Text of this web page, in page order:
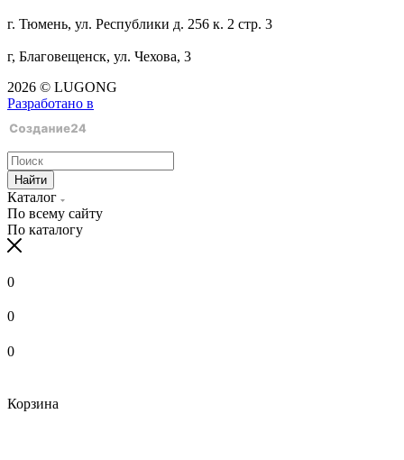
г. Тюмень, ул. Республики д. 256 к. 2 стр. 3
г, Благовещенск, ул. Чехова, 3
2026 © LUGONG
Разработано в
Найти
Каталог
По всему сайту
По каталогу
0
0
0
Корзина